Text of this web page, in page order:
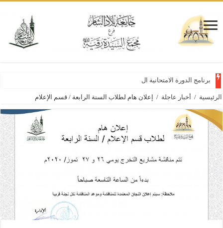
برنامج الدورة الامتحانية الأولى
الرئيسية / أخبار عاجلة / إعلان هام لطلاب السنة الرابعة / قسم الإعلام